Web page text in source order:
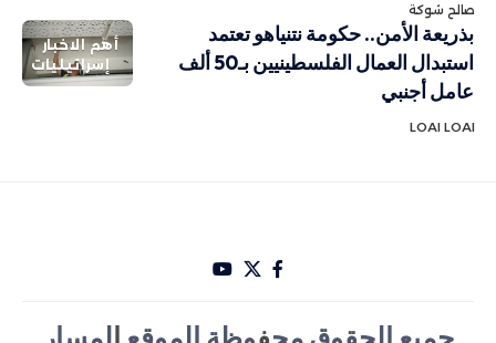
صالح شوكة
أهم الاخبار
إسرائيليات
بذريعة الأمن.. حكومة نتنياهو تعتمد
استبدال العمال الفلسطينيين بـ50 ألف
عامل أجنبي
LOAI LOAI